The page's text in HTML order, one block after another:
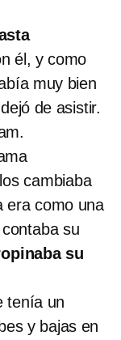
él, y como
muy bien
de asistir.
cambiaba
era como una
su
su
tenía un
y bajas en